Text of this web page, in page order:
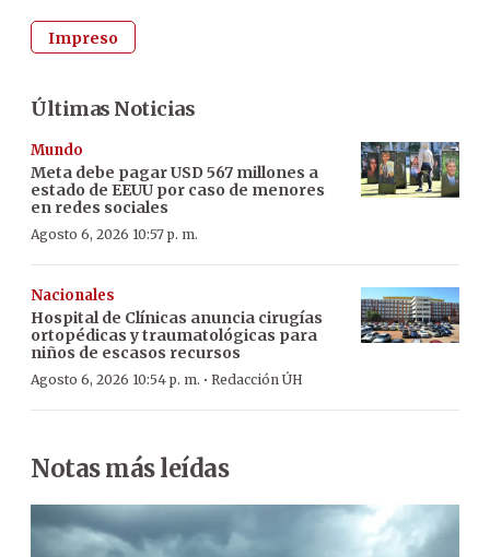
Impreso
Últimas Noticias
Mundo
Meta debe pagar USD 567 millones a
estado de EEUU por caso de menores
en redes sociales
Agosto 6, 2026 10:57 p. m.
Nacionales
Hospital de Clínicas anuncia cirugías
ortopédicas y traumatológicas para
niños de escasos recursos
Agosto 6, 2026 10:54 p. m. · Redacción ÚH
Notas más leídas